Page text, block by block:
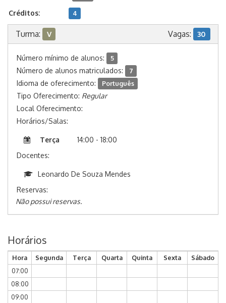
Créditos: 4
Turma: V Vagas: 30
Número mínimo de alunos: 5
Número de alunos matriculados: 7
Idioma de oferecimento: Português
Tipo Oferecimento: Regular
Local Oferecimento:
Horários/Salas:
Terça
14:00 - 18:00
Docentes:
Leonardo De Souza Mendes
Reservas:
Não possui reservas.
Horários
Hora Segunda Terça Quarta Quinta Sexta
Sábado
07:00
08:00
09:00